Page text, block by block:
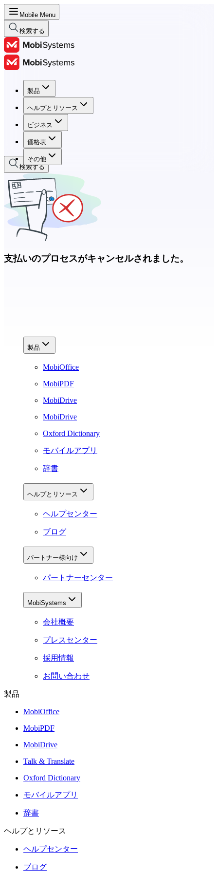
Mobile Menu
検索する
製品
ヘルプとリソース
ビジネス
価格表
その他
製品
ヘルプとリソース
ビジネス
価格表
検索する
支払いのプロセスがキャンセルされました。
製品
MobiOffice
MobiPDF
MobiDrive
MobiDrive
Oxford Dictionary
モバイルアプリ
辞書
ヘルプとリソース
ヘルプセンター
ブログ
パートナー様向け
パートナーセンター
MobiSystems
会社概要
プレスセンター
採用情報
お問い合わせ
製品
MobiOffice
MobiPDF
MobiDrive
Talk & Translate
Oxford Dictionary
モバイルアプリ
辞書
ヘルプとリソース
ヘルプセンター
ブログ